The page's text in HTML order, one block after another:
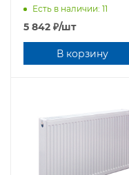
нижнее подключение,
комплект
Есть в наличии: 11
5 842 ₽/шт
В корзину